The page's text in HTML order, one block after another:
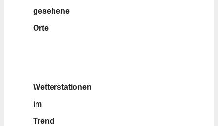
gesehene
Orte
Wetterstationen
im
Trend